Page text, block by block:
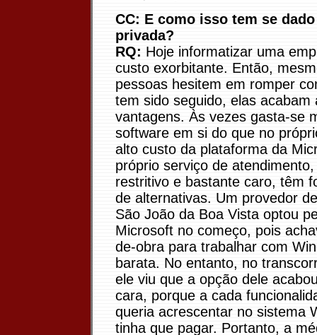
CC: E como isso tem se
privada?
RQ: Hoje informatizar uma
custo exorbitante. Então,
pessoas hesitem em romper
tem sido seguido, elas acabam
vantagens. Às vezes gasta-se
software em si do que no
alto custo da plataforma da
próprio serviço de
restritivo e bastante caro, têm
de alternativas. Um provedor
São João da Boa Vista optou
Microsoft no começo, pois
de-obra para trabalhar com
barata. No entanto, no
ele viu que a opção dele
cara, porque a cada
queria acrescentar no sistema
tinha que pagar. Portanto, a